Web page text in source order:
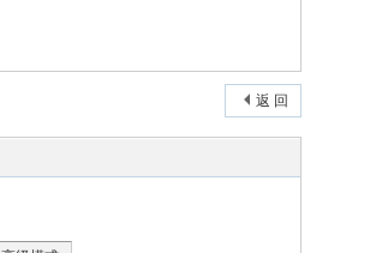
返 回